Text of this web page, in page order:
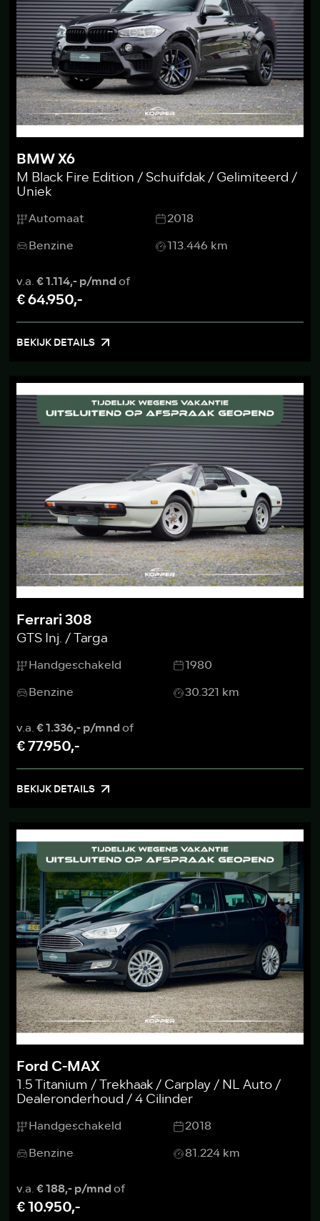
BMW X6
M Black Fire Edition / Schuifdak / Gelimiteerd /
Uniek
Automaat
2018
Benzine
113.446 km
v.a.€ 1.114,- p/mndof
€ 64.950,-
BEKIJK DETAILS
Ferrari 308
GTS Inj. / Targa
Handgeschakeld
1980
Benzine
30.321 km
v.a.€ 1.336,- p/mndof
€ 77.950,-
BEKIJK DETAILS
Ford C-MAX
1.5 Titanium / Trekhaak / Carplay / NL Auto /
Dealeronderhoud / 4 Cilinder
Handgeschakeld
2018
Benzine
81.224 km
v.a.€ 188,- p/mndof
€ 10.950,-